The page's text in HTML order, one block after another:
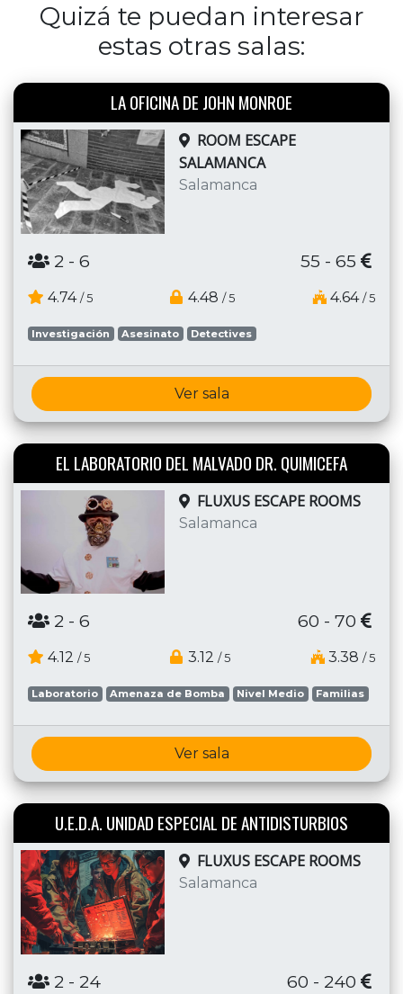
Quizá te puedan interesar
estas otras salas:
LA OFICINA DE JOHN MONROE
ROOM ESCAPE
SALAMANCA
Salamanca
2 - 6 55 - 65
4.74 / 5 4.48 / 5 4.64 / 5
Investigación Asesinato Detectives
Ver sala
EL LABORATORIO DEL MALVADO DR. QUIMICEFA
FLUXUS ESCAPE ROOMS
Salamanca
2 - 6 60 - 70
4.12 / 5 3.12 / 5 3.38 / 5
Laboratorio Amenaza de Bomba Nivel Medio Familias
Ver sala
U.E.D.A. UNIDAD ESPECIAL DE ANTIDISTURBIOS
FLUXUS ESCAPE ROOMS
Salamanca
2 - 24 60 - 240